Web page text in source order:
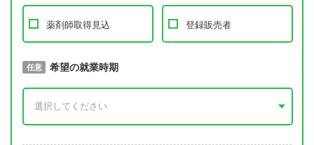
薬剤師取得見込 登録販売者
必須 取得予定年
任意 希望の就業時期